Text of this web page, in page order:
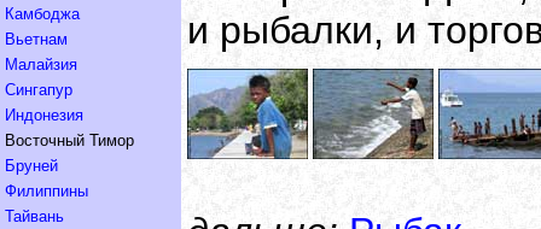
Камбоджа
Вьетнам
Малайзия
Сингапур
Индонезия
Восточный Тимор
Бруней
Филиппины
Тайвань
и рыбалки, и